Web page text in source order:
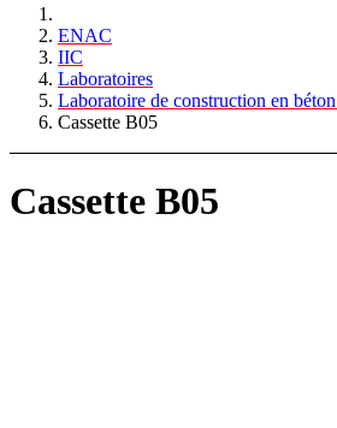
ENAC
IIC
Laboratoires
Laboratoire de construction en
Cassette B05
Cassette B05